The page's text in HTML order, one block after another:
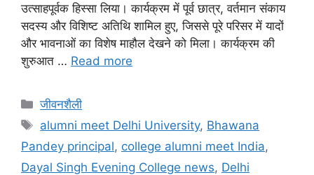
उत्साहपूर्वक हिस्सा लिया। कार्यक्रम में पूर्व छात्र, वर्तमान संकाय
सदस्य और विशिष्ट अतिथि शामिल हुए, जिससे पूरे परिसर में यादों
और भावनाओं का विशेष माहौल देखने को मिला। कार्यक्रम की
शुरुआत … Read more
जीवनशैली
alumni meet Delhi University, Bhawana
Pandey principal, college alumni meet India,
Dayal Singh Evening College news, Delhi